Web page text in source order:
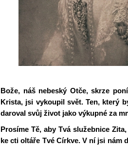
Bože, náš nebeský Otče, skrze
Krista, jsi vykoupil svět. Ten, který
daroval svůj život jako výkupné za
Prosíme Tě, aby Tvá služebnice
ke cti oltáře Tvé Církve. V ní jsi nám